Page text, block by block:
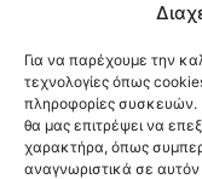
Για να παρέχουμε την
τεχνολογίες όπως
πληροφορίες συσκευών.
θα μας επιτρέψει να
χαρακτήρα, όπως
αναγνωριστικά σε
Στο Καφενείο θα βρείτε
Φιλαδέλφεια και τη
όλα τα νέα που σας